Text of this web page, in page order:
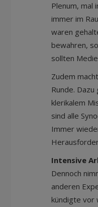
Plenum, mal
immer im
waren
bewahren,
sollten
Zudem
Runde.
klerikalem
sind alle
Immer
Intensive
Dennoch
anderen
kündigte vor